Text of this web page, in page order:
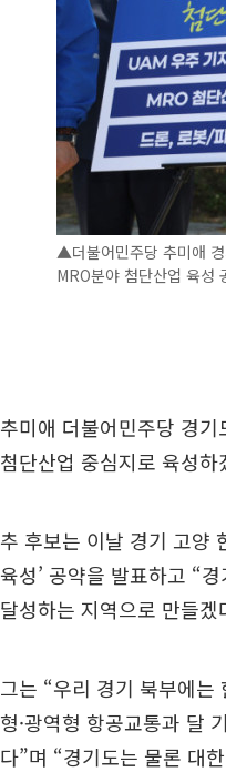
▲더불어민주당 추미애
MRO분야 첨단산업 육성
추미애 더불어민주당 경기
첨단산업 중심지로 육성하
추 후보는 이날 경기 고양
육성’ 공약을 발표하고 “
달성하는 지역으로 만들겠
그는 “우리 경기 북부에는
형·광역형 항공교통과 달
다”며 “경기도는 물론 대